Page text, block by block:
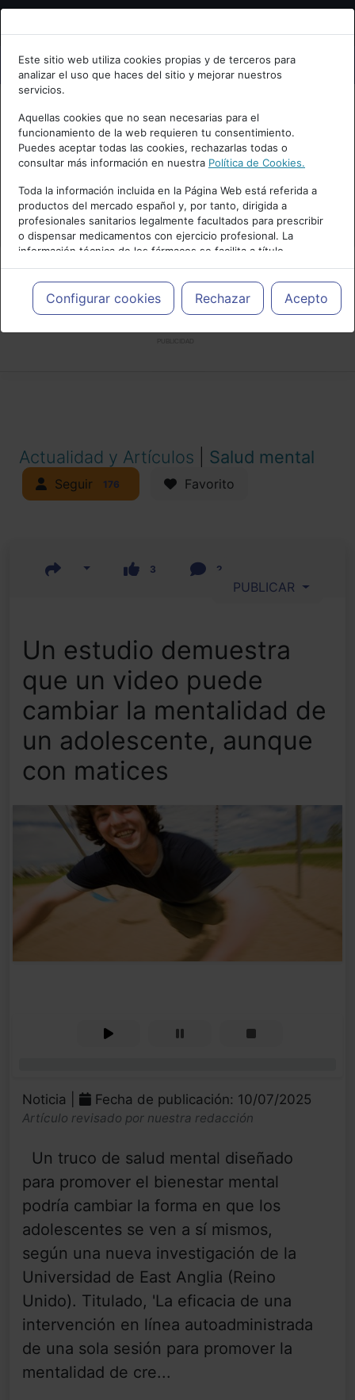
Bienvenid@ a psiquiatria.com
Escribe tu Email
Accede o regístrate con tu email.
Cancelar
Este sitio web utiliza cookies propias y de terceros para
analizar el uso que haces del sitio y mejorar nuestros
servicios.
Aquellas cookies que no sean necesarias para el
funcionamiento de la web requieren tu consentimiento.
Puedes aceptar todas las cookies, rechazarlas todas o
consultar más información en nuestra Política de Cookies.
Toda la información incluida en la Página Web está referida a
productos del mercado español y, por tanto, dirigida a
profesionales sanitarios legalmente facultados para prescribir
o dispensar medicamentos con ejercicio profesional. La
información técnica de los fármacos se facilita a título
meramente informativo, siendo responsabilidad de los
profesionales facultados prescribir medicamentos y decidir, en
cada caso concreto, el tratamiento más adecuado a las
necesidades del paciente.
Configurar cookies Rechazar Acepto
Actualidad y Artículos Salud mental
Seguir 176 Favorito
3 2
PUBLICAR
Un estudio demuestra
que un video puede
cambiar la mentalidad de
un adolescente, aunque
con matices
Noticia | Fecha de publicación: 10/07/2025
Artículo revisado por nuestra redacción
Un truco de salud mental diseñado
para promover el bienestar mental
podría cambiar la forma en que los
adolescentes se ven a sí mismos,
según una nueva investigación de la
Universidad de East Anglia (Reino
Unido). Titulado, 'La eficacia de una
intervención en línea autoadministrada
de una sola sesión para promover la
mentalidad de cre...